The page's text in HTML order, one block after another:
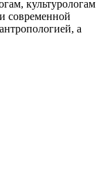
культурологам
современной
а